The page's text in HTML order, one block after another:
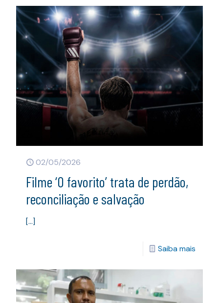
02/05/2026
Filme ‘O favorito’ trata de perdão,
reconciliação e salvação
[…]
Saiba mais